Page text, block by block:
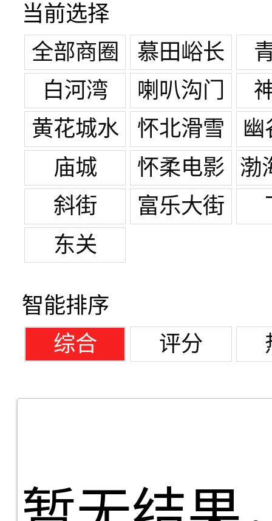
当前选择
全部商圈
慕田峪长
城
白河湾
喇叭沟门
白桦林景
区
黄花城水
长城
怀北滑雪
场
幽
庙城
怀柔电影
旅游拍摄
基地
渤
斜街 富乐大街
东关
智能排序
综合
评分